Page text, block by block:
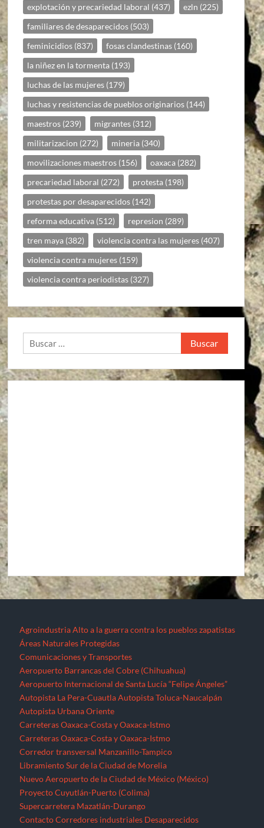
explotación y precariedad laboral (437) ezln (225)
familiares de desaparecidos (503)
feminicidios (837) fosas clandestinas (160)
la niñez en la tormenta (193)
luchas de las mujeres (179)
luchas y resistencias de pueblos originarios (144)
maestros (239) migrantes (312)
militarizacion (272) mineria (340)
movilizaciones maestros (156) oaxaca (282)
precariedad laboral (272) protesta (198)
protestas por desaparecidos (142)
reforma educativa (512) represion (289)
tren maya (382) violencia contra las mujeres (407)
violencia contra mujeres (159)
violencia contra periodistas (327)
Buscar:
Agroindustria Alto a la guerra contra los pueblos zapatistas
Áreas Naturales Protegidas
Comunicaciones y Transportes
Aeropuerto Barrancas del Cobre (Chihuahua)
Aeropuerto Internacional de Santa Lucía “Felipe Ángeles”
Autopista La Pera-Cuautla Autopista Toluca-Naucalpán
Autopista Urbana Oriente
Carreteras Oaxaca-Costa y Oaxaca-Istmo
Carreteras Oaxaca-Costa y Oaxaca-Istmo
Corredor transversal Manzanillo-Tampico
Libramiento Sur de la Ciudad de Morelia
Nuevo Aeropuerto de la Ciudad de México (México)
Proyecto Cuyutlán-Puerto (Colima)
Supercarretera Mazatlán-Durango
Contacto Corredores industriales Desaparecidos